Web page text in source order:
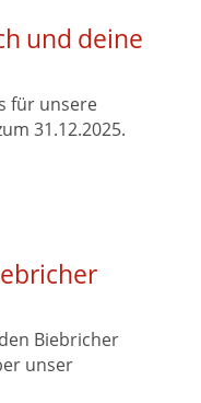
und deine
für unsere
31.12.2025.
Biebricher
unser